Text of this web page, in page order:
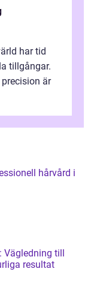
har tid
tillgångar.
är
Vägledning till
resultat